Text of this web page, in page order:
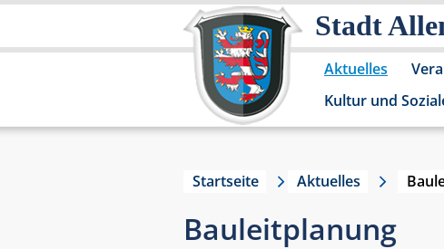
Stadt
Aktuelles
Kultur und
Startseite Aktuelles
Bauleitplanung